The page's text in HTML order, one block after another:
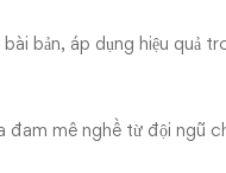
bản, áp dụng hiệu quả
đam mê nghề từ đội ngũ